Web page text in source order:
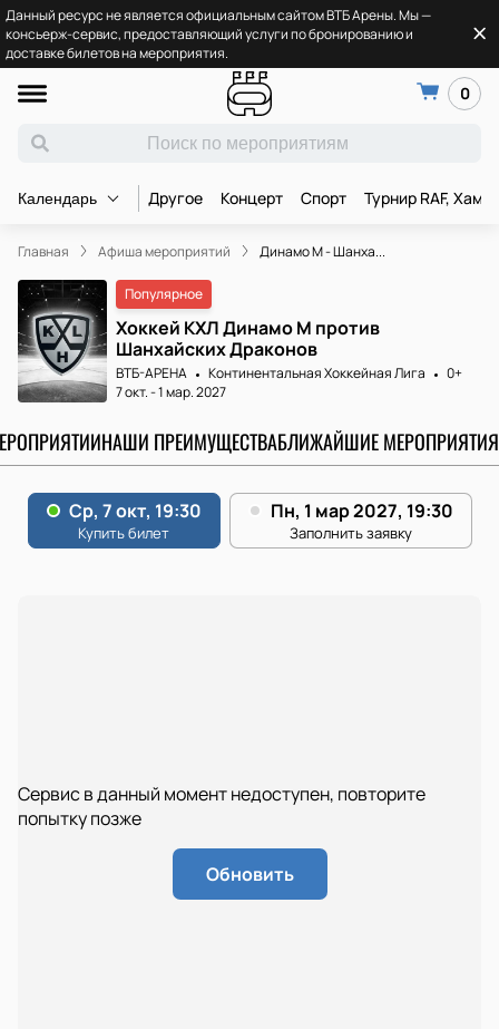
Данный ресурс не является официальным сайтом ВТБ Арены. Мы —
консьерж-сервис, предоставляющий услуги по бронированию и
доставке билетов на мероприятия.
0
Календарь Другое Концерт Спорт Турнир RAF,
Главная Афиша мероприятий Динамо М - Шанха...
Популярное
Хоккей КХЛ Динамо М против
Шанхайских Драконов
ВТБ-АРЕНА Континентальная Хоккейная Лига
0+
7 окт.-1 мар. 2027
НАШИ ПРЕИМУЩЕСТВАБЛИЖАЙШИЕ МЕРОПРИЯТИЯ
Сервис в данный момент недоступен, повторите
попытку позже
Обновить